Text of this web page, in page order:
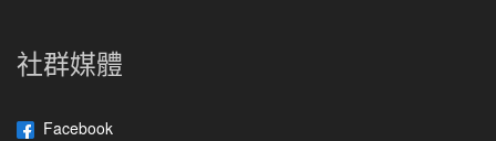
社群媒體
Facebook